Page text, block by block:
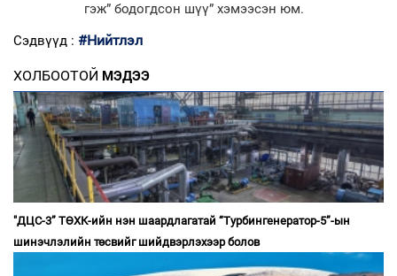
гэж” бодогдсон шүү” хэмээсэн юм.
Сэдвүүд : #Нийтлэл
ХОЛБООТОЙ МЭДЭЭ
"ДЦС-3” ТӨХК-ийн нэн шаардлагатай “Турбингенератор-5”-ын
шинэчлэлийн төсвийг шийдвэрлэхээр болов